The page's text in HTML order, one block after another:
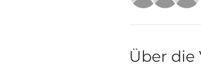
Über die